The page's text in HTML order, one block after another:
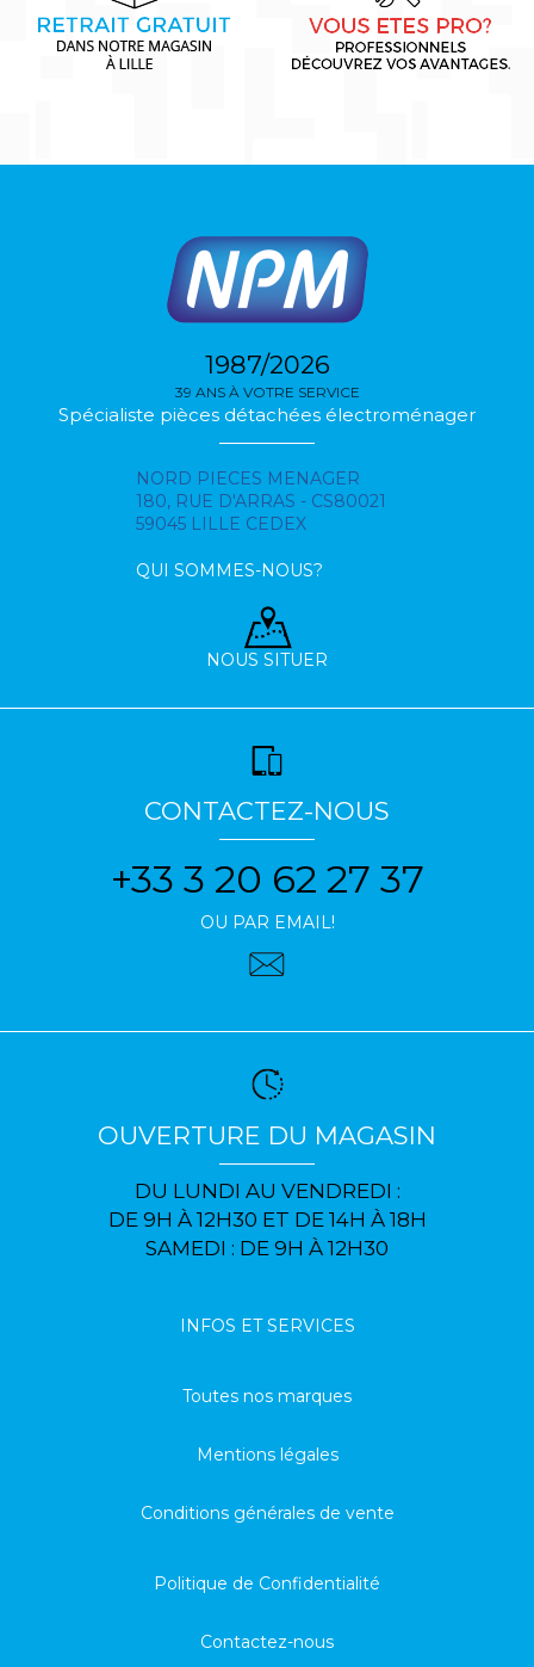
1987/2026
39 ANS À VOTRE SERVICE
Spécialiste pièces détachées électroménager
NORD PIECES MENAGER
180, RUE D'ARRAS - CS80021
59045 LILLE CEDEX
QUI SOMMES-NOUS?
NOUS SITUER
CONTACTEZ-NOUS
+33 3 20 62 27 37
OU PAR EMAIL!
OUVERTURE DU MAGASIN
DU LUNDI AU VENDREDI :
DE 9H À 12H30 ET DE 14H À 18H
SAMEDI : DE 9H À 12H30
INFOS ET SERVICES
Toutes nos marques
Mentions légales
Conditions générales de vente
Politique de Confidentialité
Contactez-nous